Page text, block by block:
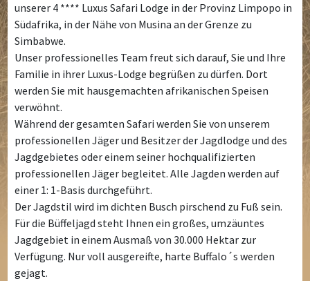
unserer 4 **** Luxus Safari Lodge in der Provinz Limpopo in
Südafrika, in der Nähe von Musina an der Grenze zu
Simbabwe.
Unser professionelles Team freut sich darauf, Sie und Ihre
Familie in ihrer Luxus-Lodge begrüßen zu dürfen. Dort
werden Sie mit hausgemachten afrikanischen Speisen
verwöhnt.
Während der gesamten Safari werden Sie von unserem
professionellen Jäger und Besitzer der Jagdlodge und des
Jagdgebietes oder einem seiner hochqualifizierten
professionellen Jäger begleitet. Alle Jagden werden auf
einer 1: 1-Basis durchgeführt.
Der Jagdstil wird im dichten Busch pirschend zu Fuß sein.
Für die Büffeljagd steht Ihnen ein großes, umzäuntes
Jagdgebiet in einem Ausmaß von 30.000 Hektar zur
Verfügung. Nur voll ausgereifte, harte Buffalo´s werden
gejagt.